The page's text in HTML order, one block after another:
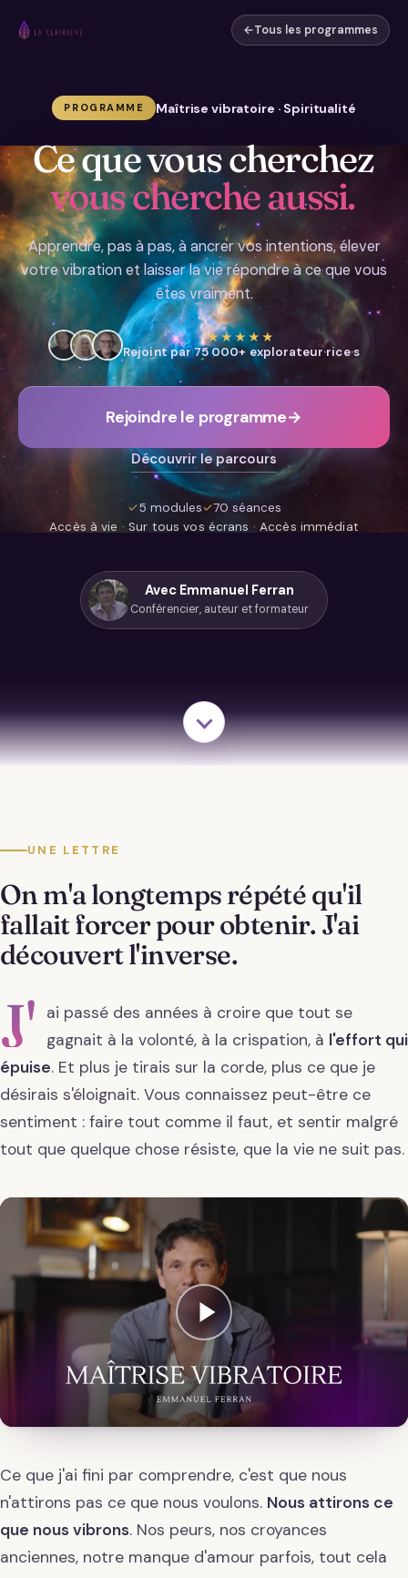
←Tous les programmes
PROGRAMME Maîtrise vibratoire · Spiritualité
Ce que vous cherchez
vous cherche aussi.
Apprendre, pas à pas, à ancrer vos intentions, élever
votre vibration et laisser la vie répondre à ce que vous
êtes vraiment.
★★★★★
Rejoint par 75 000+ explorateur·rice·s
Rejoindre le programme→
Découvrir le parcours
✓5 modules✓70 séances
Accès à vie · Sur tous vos écrans · Accès immédiat
Avec Emmanuel Ferran
Conférencier, auteur et formateur
UNE LETTRE
On m'a longtemps répété qu'il
fallait forcer pour obtenir. J'ai
découvert l'inverse.
J'
ai passé des années à croire que tout se
gagnait à la volonté, à la crispation, à l'effort qui
épuise. Et plus je tirais sur la corde, plus ce que je
désirais s'éloignait. Vous connaissez peut-être ce
sentiment : faire tout comme il faut, et sentir malgré
tout que quelque chose résiste, que la vie ne suit pas.
Ce que j'ai fini par comprendre, c'est que nous
n'attirons pas ce que nous voulons. Nous attirons ce
que nous vibrons. Nos peurs, nos croyances
anciennes, notre manque d'amour parfois, tout cela